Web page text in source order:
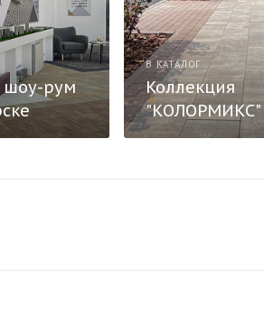
рум
В КАТАЛОГ
Коллекция
"КОЛОРМИКС"